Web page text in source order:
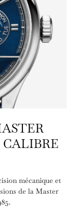
mécanique et
de la Master